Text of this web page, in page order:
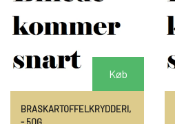
Køb
BRASKARTOFFELKRYDDERI,